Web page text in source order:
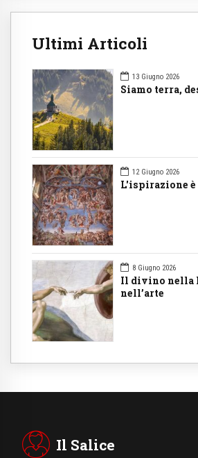
Ultimi Articoli
13 Giugno 2026
Siamo terra,
12 Giugno 2026
L'ispirazione
8 Giugno 2026
Il divino nella
nell’arte
Il Salice